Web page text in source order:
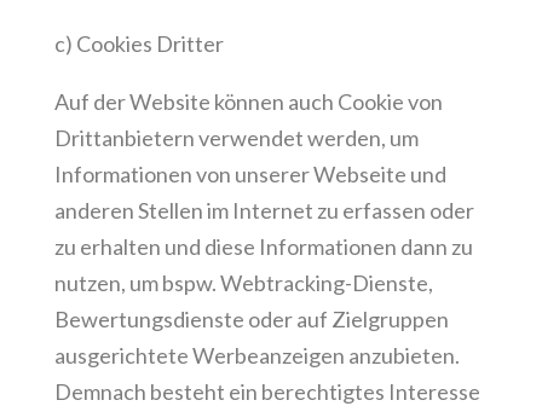
c) Cookies Dritter
Auf der Website können auch Cookie von
Drittanbietern verwendet werden, um
Informationen von unserer Webseite und
anderen Stellen im Internet zu erfassen oder
zu erhalten und diese Informationen dann zu
nutzen, um bspw. Webtracking-Dienste,
Bewertungsdienste oder auf Zielgruppen
ausgerichtete Werbeanzeigen anzubieten.
Demnach besteht ein berechtigtes Interesse